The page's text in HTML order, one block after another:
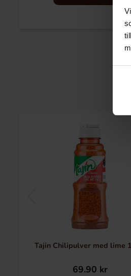
Tajin Chilipulver med lime
69.90 kr